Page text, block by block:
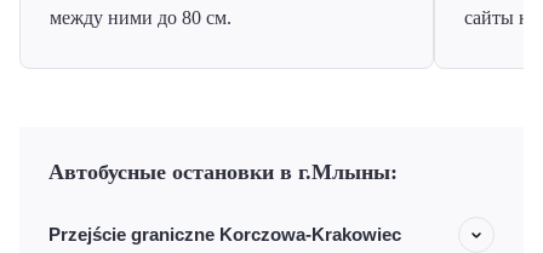
между ними до 80 см.
сайты на
Автобусные остановки в г.Млыны:
Przejście graniczne Korczowa-Krakowiec